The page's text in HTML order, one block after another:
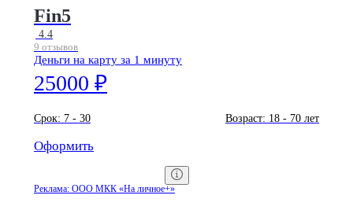
Fin5
4.4
9 отзывов
Деньги на карту за 1 минуту
25000 ₽
Срок: 7 - 30 Возраст: 18 - 70 лет
Оформить
Реклама: ООО МКК «На личное+»